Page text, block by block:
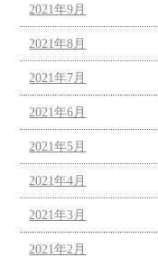
2021年9月
2021年8月
2021年7月
2021年6月
2021年5月
2021年4月
2021年3月
2021年2月